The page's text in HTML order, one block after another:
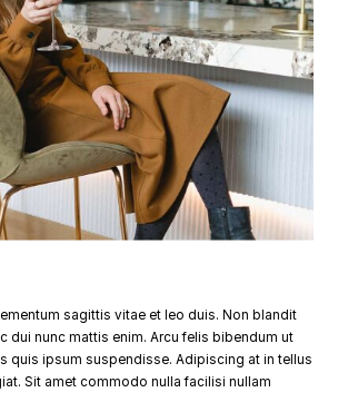
sagittis vitae et leo duis. Non blandit
dui nunc mattis enim. Arcu felis bibendum ut
quis ipsum suspendisse. Adipiscing at in tellus
Sit amet commodo nulla facilisi nullam